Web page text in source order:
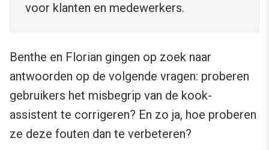
voor klanten en medewerkers.
Benthe en Florian gingen op zoek naar
antwoorden op de volgende vragen: proberen
gebruikers het misbegrip van de kook-
assistent te corrigeren? En zo ja, hoe proberen
ze deze fouten dan te verbeteren?